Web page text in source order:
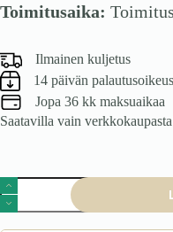
Toimitusaika:
Ilmainen kuljetus
14 päivän palautusoikeus
Jopa 36 kk maksuaikaa
Saatavilla vain
VENTO
DP-
60/214
etuosat,